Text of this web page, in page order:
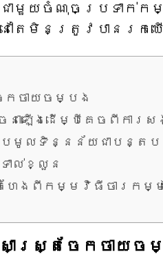
ជាមួយចំណុចប្រទាក់ក
តែមិនត្រូវបានរក
ែកចាយចម្បង
ាឡើងដើម្បីគេចពីការ
ប្រមូលទិន្នន័យជាបន្តប
ាល់ខ្លួន
កំហែងពីកម្មវិធីចារកម្
សាស្ត្រចែកចាយច